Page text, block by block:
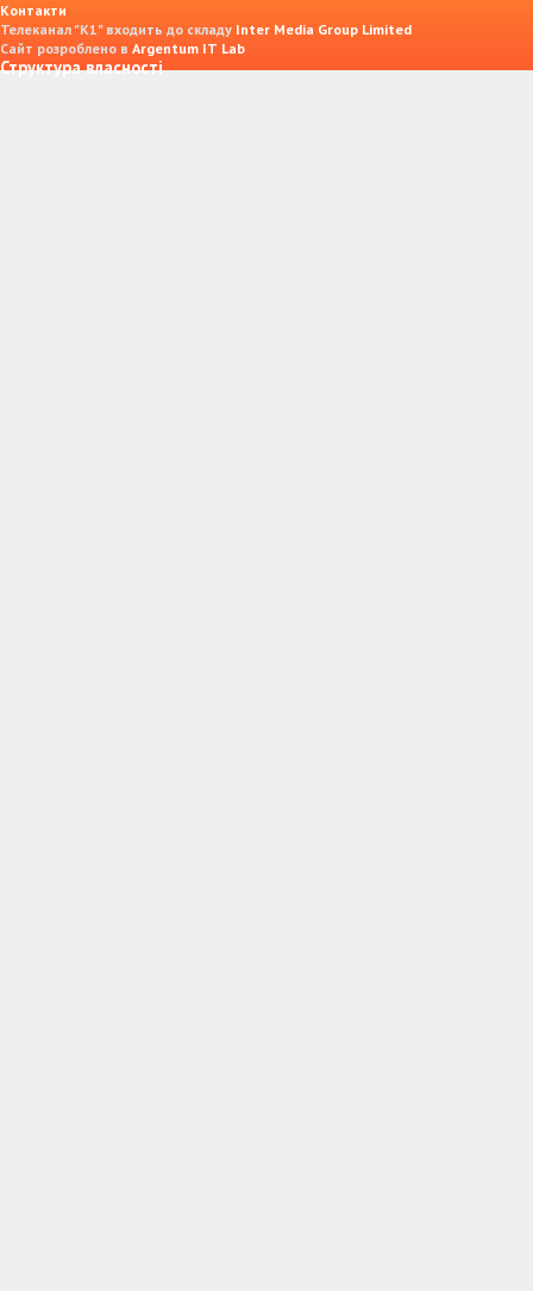
Контакти
Телеканал "К1" входить до складу Inter Media Group Limited
Сайт розроблено в Argentum IT Lab
Структура власності